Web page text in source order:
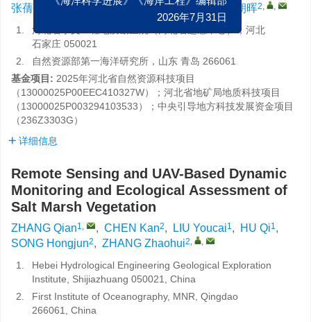
张蒨 陈衎 2, 刘有才 胡琦 1, 宋洪军2, 张朝晖2, ,
1.
河北省水文工程地质勘查院（河北省遥感中心），河北
石家庄 050021
2.
自然资源部第一海洋研究所，山东 青岛 266061
基金项目: 2025年河北省自然资源科技项目
（13000025P00EEC410327W）；河北省地矿局地质科技项目
（13000025P003294103533）；中央引导地方科技发展资金项目
（236Z3303G）
详细信息
Remote Sensing and UAV-Based Dynamic
Monitoring and Ecological Assessment of
Salt Marsh Vegetation
ZHANG Qian1, , CHEN Kan2, LIU Youcai1, HU Qi1,
SONG Hongjun2, ZHANG Zhaohui2, ,
1.
Hebei Hydrological Engineering Geological Exploration
Institute, Shijiazhuang 050021, China
2.
First Institute of Oceanography, MNR, Qingdao
266061, China
《海洋科学进展》《海岸工程》编辑部